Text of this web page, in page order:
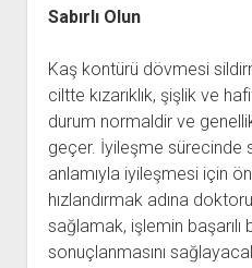
Sabırlı Olun
Kaş kontürü dövmesi
ciltte kızarıklık, şişlik ve
durum normaldir ve
geçer. İyileşme sürecinde
anlamıyla iyileşmesi için
hızlandırmak adına
sağlamak, işlemin başarılı
sonuçlanmasını